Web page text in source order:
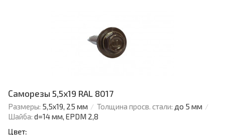
Саморезы 5,5х19 RAL 8017
Размеры: 5,5х19, 25 мм Толщина просв. стали: до 5 мм
Шайба: d=14 мм, EPDM 2,8
Цвет: